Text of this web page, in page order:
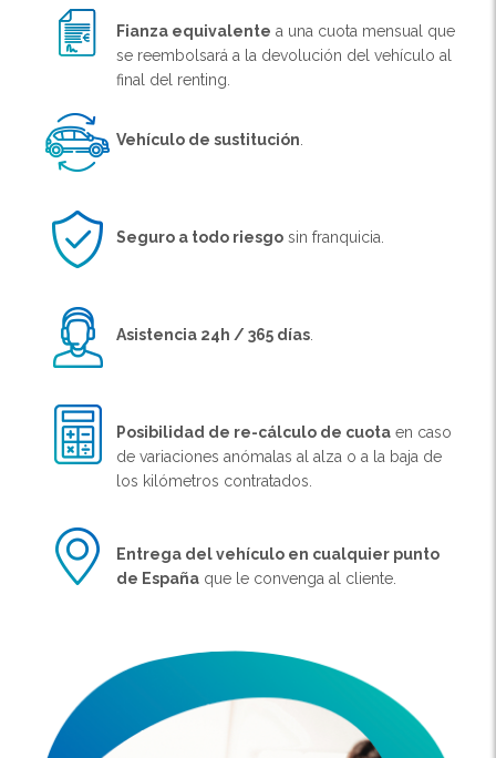
Fianza equivalente a una cuota mensual que
se reembolsará a la devolución del vehículo al
final del renting.
Vehículo de sustitución
Seguro a todo riesgo sin franquicia.
Asistencia 24h / 365 días
Posibilidad de re-cálculo de cuota en caso
de variaciones anómalas al alza o a la baja de
los kilómetros contratados.
Entrega del vehículo en cualquier punto
de España que le convenga al cliente.